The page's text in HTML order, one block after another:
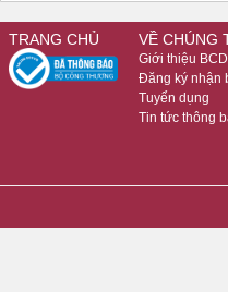
TRANG CHỦ VỀ CHÚNG
Giới thiệu
Đăng ký nhận
Tuyển dụng
Tin tức thông